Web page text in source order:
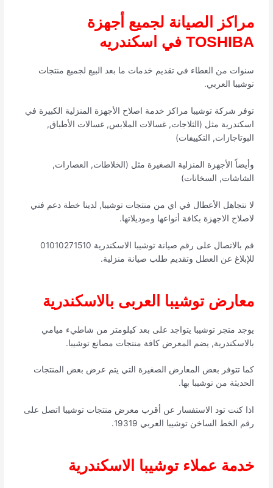
مراكز الصيانة لجميع أجهزة
TOSHIBA في اسكندريه
سنوات من العطاء في تقديم خدمات ما بعد البيع لجميع منتجات
توشيبا العربي.
توفر شركة توشيبا مراكز خدمة اصلاح الأجهزة المنزلية الكبيرة في
اسكندرية مثل (الثلاجات, غسالات الملابس, غسالات الأطباق,
البوتاجازات, التكييفات)
وأيضاً الأجهزة المنزلية الصغيرة مثل (الخلاطات, العصارات,
الشاشات, السخانات)
لا نتجاهل الأعطال في اي من منتجات توشيبا, لدينا خطة دعم فني
لاصلاح الاجهزة بكافة أنواعها وموديلاتها.
قم بالاتصال على رقم صيانة توشيبا الاسكندرية 01010271510
للإبلاغ عن العطل وتقديم طلب صيانة منزلية.
معارض توشيبا العربى بالاسكندرية
يوجد متجر توشيبا يتواجد على بعد كيلومتر من شاطيء ميامي
بالاسكندرية, يضم المعرض كافة منتجات مصانع توشيبا.
كما تتوفر بعض المعارض الصغيرة التي يتم عرض بعض المنتجات
الحديثة من توشيبا بها.
اذا كنت تود الاستفسار عن أقرب معرض منتجات توشيبا اتصل على
رقم الخط الساخن توشيبا العربي 19319.
خدمة عملاء توشيبا الاسكندرية